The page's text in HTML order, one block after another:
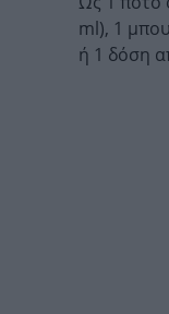
ml), 1
ή 1 δόση